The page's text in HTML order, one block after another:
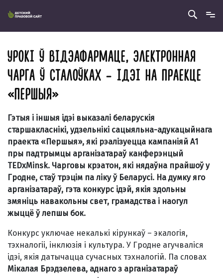
УРОКІ Ў ВІДЭАФАРМАЦЕ, ЭЛЕКТРОННАЯ
ЧАРГА Ў СТАЛОЎКАХ – ІДЭІ НА ПРАЕКЦЕ
«ПЕРШЫЯ»
Гэтыя і іншыя ідэі выказалі беларускія
старшакласнікі, удзельнікі сацыяльна-адукацыйнага
праекта «Першыя», які рэалізуецца кампаніяй А1
пры падтрымцы арганізатараў канферэнцый
ТЕDxMіnsk. Чарговы крэатон, які нядаўна прайшоў у
Гродне, стаў трэцім па ліку ў Беларусі. На думку яго
арганізатараў, гэта конкурс ідэй, якія здольны
змяніць навакольны свет, грамадства і наогул
жыццё ў лепшы бок.
Конкурс уключае некалькі кірункаў – экалогія,
тэхналогіі, інклюзія і культура. У Гродне агучваліся
ідэі, якія датычацца сучасных тэхналогій. Па словах
Мікалая Брэдзелева, аднаго з арганізатараў